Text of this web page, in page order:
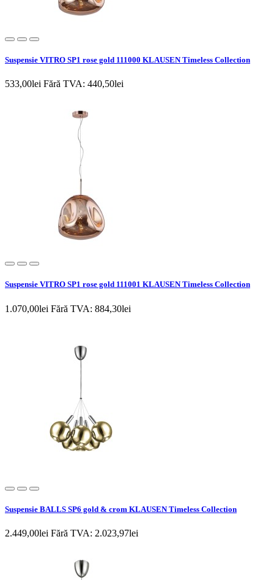
Suspensie VITRO SP1 rose gold 111000 KLAUSEN Timeless Collection
533,00lei Fără TVA: 440,50lei
Suspensie VITRO SP1 rose gold 111001 KLAUSEN Timeless Collection
1.070,00lei Fără TVA: 884,30lei
Suspensie BALLS SP6 gold & crom KLAUSEN Timeless Collection
2.449,00lei Fără TVA: 2.023,97lei